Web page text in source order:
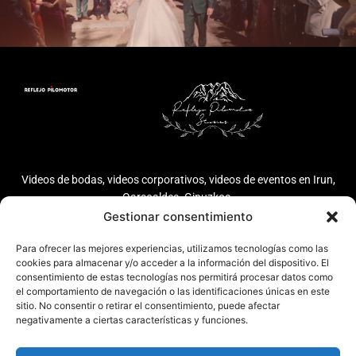
Gestionar consentimiento
Para ofrecer las mejores experiencias, utilizamos tecnologías como las
cookies para almacenar y/o acceder a la información del dispositivo. El
consentimiento de estas tecnologías nos permitirá procesar datos como
el comportamiento de navegación o las identificaciones únicas en este
sitio. No consentir o retirar el consentimiento, puede afectar
negativamente a ciertas características y funciones.
Videos de bodas, videos corporativos, videos de eventos en Irun,
Oarsoaldea, Gipuzkoa.
Ayuda
669 243 435
info@reflejopilomotor.com
Pilomotor
WEDDING STORIES
VIDEO CORPORATIVO
POLÍTICA DE
PRIVACIDAD
AVISO LEGAL
POLÍTICA DE
COOKIES